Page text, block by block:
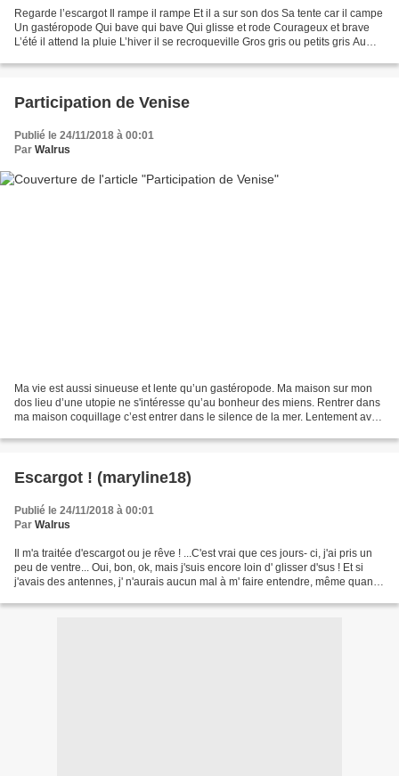
Regarde l’escargot Il rampe il rampe Et il a sur son dos Sa tente car il campe
Un gastéropode Qui bave qui bave Qui glisse et rode Courageux et brave
L’été il attend la pluie L’hiver il se recroqueville Gros gris ou petits gris Au
Participation de Venise
Publié le 24/11/2018 à 00:01
Par Walrus
Ma vie est aussi sinueuse et lente qu’un gastéropode. Ma maison sur mon
dos lieu d’une utopie ne s'intéresse qu’au bonheur des miens. Rentrer dans
ma maison coquillage c’est entrer dans le silence de la mer. Lentement avec
Escargot ! (maryline18)
Publié le 24/11/2018 à 00:01
Par Walrus
Il m'a traitée d'escargot ou je rêve ! ...C'est vrai que ces jours- ci, j'ai pris un
peu de ventre... Oui, bon, ok, mais j'suis encore loin d' glisser d'sus ! Et si
j'avais des antennes, j' n'aurais aucun mal à m' faire entendre, même quand